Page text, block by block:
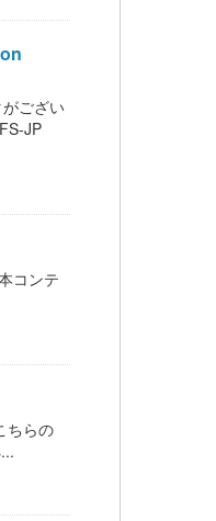
ござい
JP
コンテ
ちらの